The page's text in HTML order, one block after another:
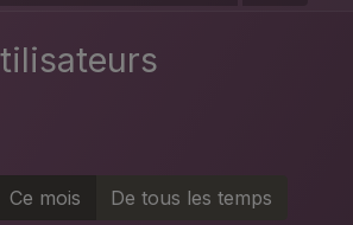
Ce mois De tous les temps